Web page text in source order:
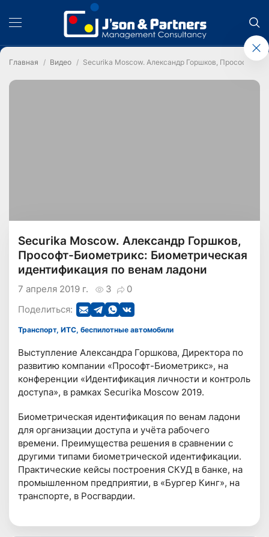
Главная Видео Securika Moscow. Александр Горшков, Прософт-
Securika Moscow. Александр Горшков,
Прософт-Биометрикс: Биометрическая
идентификация по венам ладони
3 0
7 апреля 2019 г.
Поделиться:
Транспорт, ИТС, беспилотные автомобили
Выступление Александра Горшкова, Директора по
развитию компании «Прософт-Биометрикс», на
конференции «Идентификация личности и контроль
доступа», в рамках Securika Moscow 2019.
Биометрическая идентификация по венам ладони
для организации доступа и учёта рабочего
времени. Преимущества решения в сравнении с
другими типами биометрической идентификации.
Практические кейсы построения СКУД в банке, на
промышленном предприятии, в «Бургер Кинг», на
транспорте, в Росгвардии.